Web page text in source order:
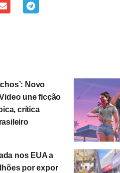
Novo
une ficção
crítica
nos EUA a
por expor